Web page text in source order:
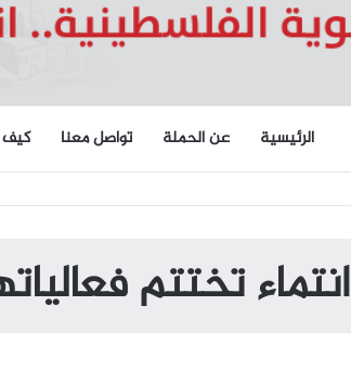
الرئيسية عن الحملة تواصل معنا
انتماء تختتم